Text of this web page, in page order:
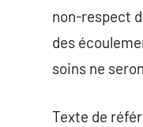
non-respect
des
soins ne
Texte de